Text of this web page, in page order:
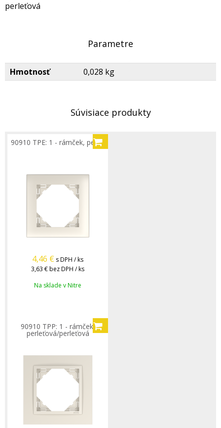
perleťová
Parametre
Hmotnosť 0,028 kg
Súvisiace produkty
90910 TPE: 1 - rámček, perleť
4,46 € s DPH / ks
3,63 €bez DPH / ks
Na sklade v Nitre
90910 TPP: 1 - rámček,
perleťová/perleťová